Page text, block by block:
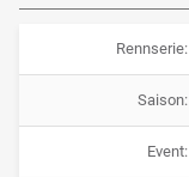
Rennserie:
Saison:
Event: